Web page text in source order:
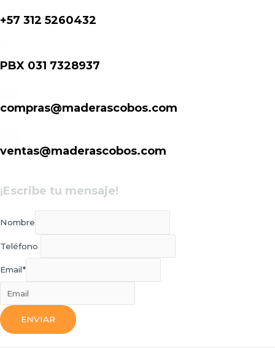
+57 312 5260432
PBX 031 7328937
compras@maderascobos.com
ventas@maderascobos.com
¡Escribe tu mensaje!
Nombre
Teléfono
Email*
ENVIAR